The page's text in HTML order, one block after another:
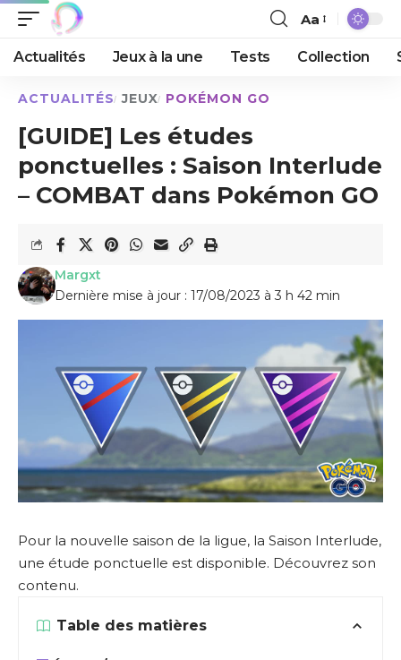
Aa
Actualités Jeux à la une Tests Collection
ACTUALITÉS JEUX POKÉMON GO
[GUIDE] Les études
ponctuelles : Saison Interlude
– COMBAT dans Pokémon GO
Dernière mise à jour : 17/08/2023 à 3 h 42 min
Margxt
Pour la nouvelle saison de la ligue, la Saison Interlude,
une étude ponctuelle est disponible. Découvrez son
contenu.
Table des matières